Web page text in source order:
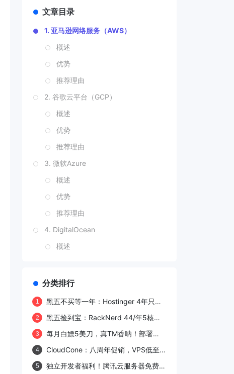
文章目录
1. 亚马逊网络服务（AWS）
概述
优势
推荐理由
2. 谷歌云平台（GCP）
概述
优势
推荐理由
3. 微软Azure
概述
优势
推荐理由
4. DigitalOcean
概述
推荐理由
概述
优势
推荐理由
结论
分类排行
1
黑五不买等一年：Hostinger 4年只要
型与部署建议）
2
黑五捡到宝：RackNerd 44/年5核
本首选
3
每月白嫖5美刀，真TM香呐！部署
4
CloudCone：八周年促销，VPS低至
5
独立开发者福利！腾讯云服务器免费领